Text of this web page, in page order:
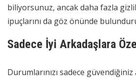
biliyorsunuz, ancak daha fazla
ipuçlarını da göz önünde
Sadece İyi Arkadaşlara
Durumlarınızı sadece güvendiğiniz